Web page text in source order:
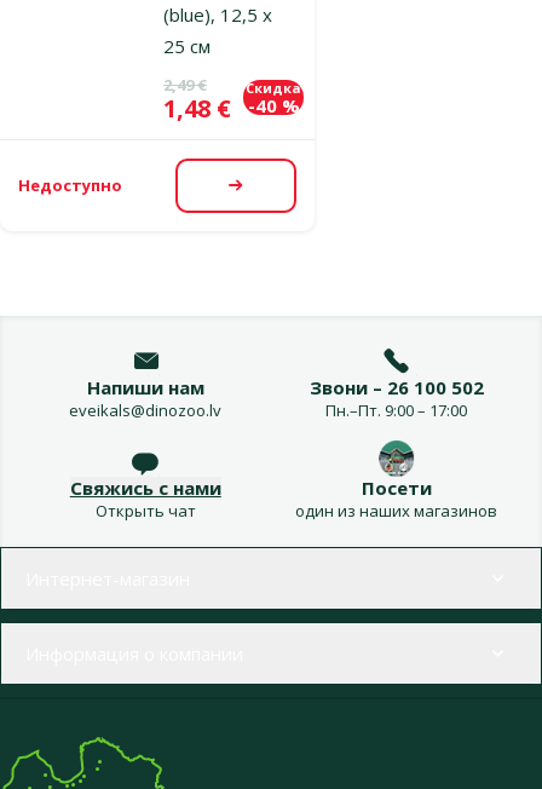
(blue), 12,5 x
25 см
Исходная цена
2,49 €
Цена
1,48 €
Скидка
-40 %
Недоступно Посмотреть
Напиши нам
eveikals@dinozoo.lv
Звони – 26 100 502
Пн.–Пт. 9:00 – 17:00
Свяжись с нами
Открыть чат
Посети
один из наших магазинов